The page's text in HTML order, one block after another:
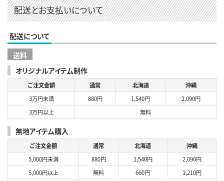
配送とお支払いについて
配送について
送料
オリジナルアイテム制作
ご注文金額 通常 北海道
沖縄
3万円未満
880円 1,540円
2,090円
3万円以上
無料
無地アイテム購入
ご注文金額 通常 北海道
沖縄
5,000円未満
880円 1,540円
2,090円
5,000円以上
無料 660円
1,210円